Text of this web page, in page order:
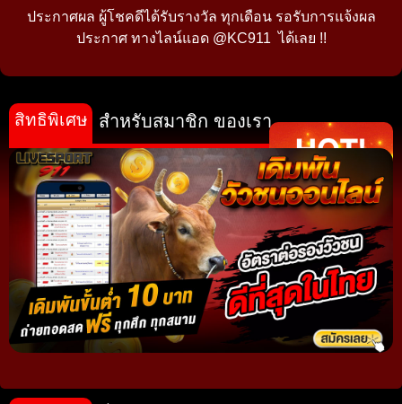
ประกาศผล ผู้โชคดีได้รับรางวัล ทุกเดือน รอรับการแจ้งผล
ประกาศ ทางไลน์แอด @KC911 ได้เลย !!
สำหรับสมาชิก ของเรา
สิทธิพิเศษ